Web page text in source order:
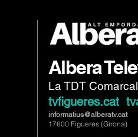
Albera
La TDT
tvfigueres.cat
informatius@alberatv.cat
17600 Figueres (Girona)